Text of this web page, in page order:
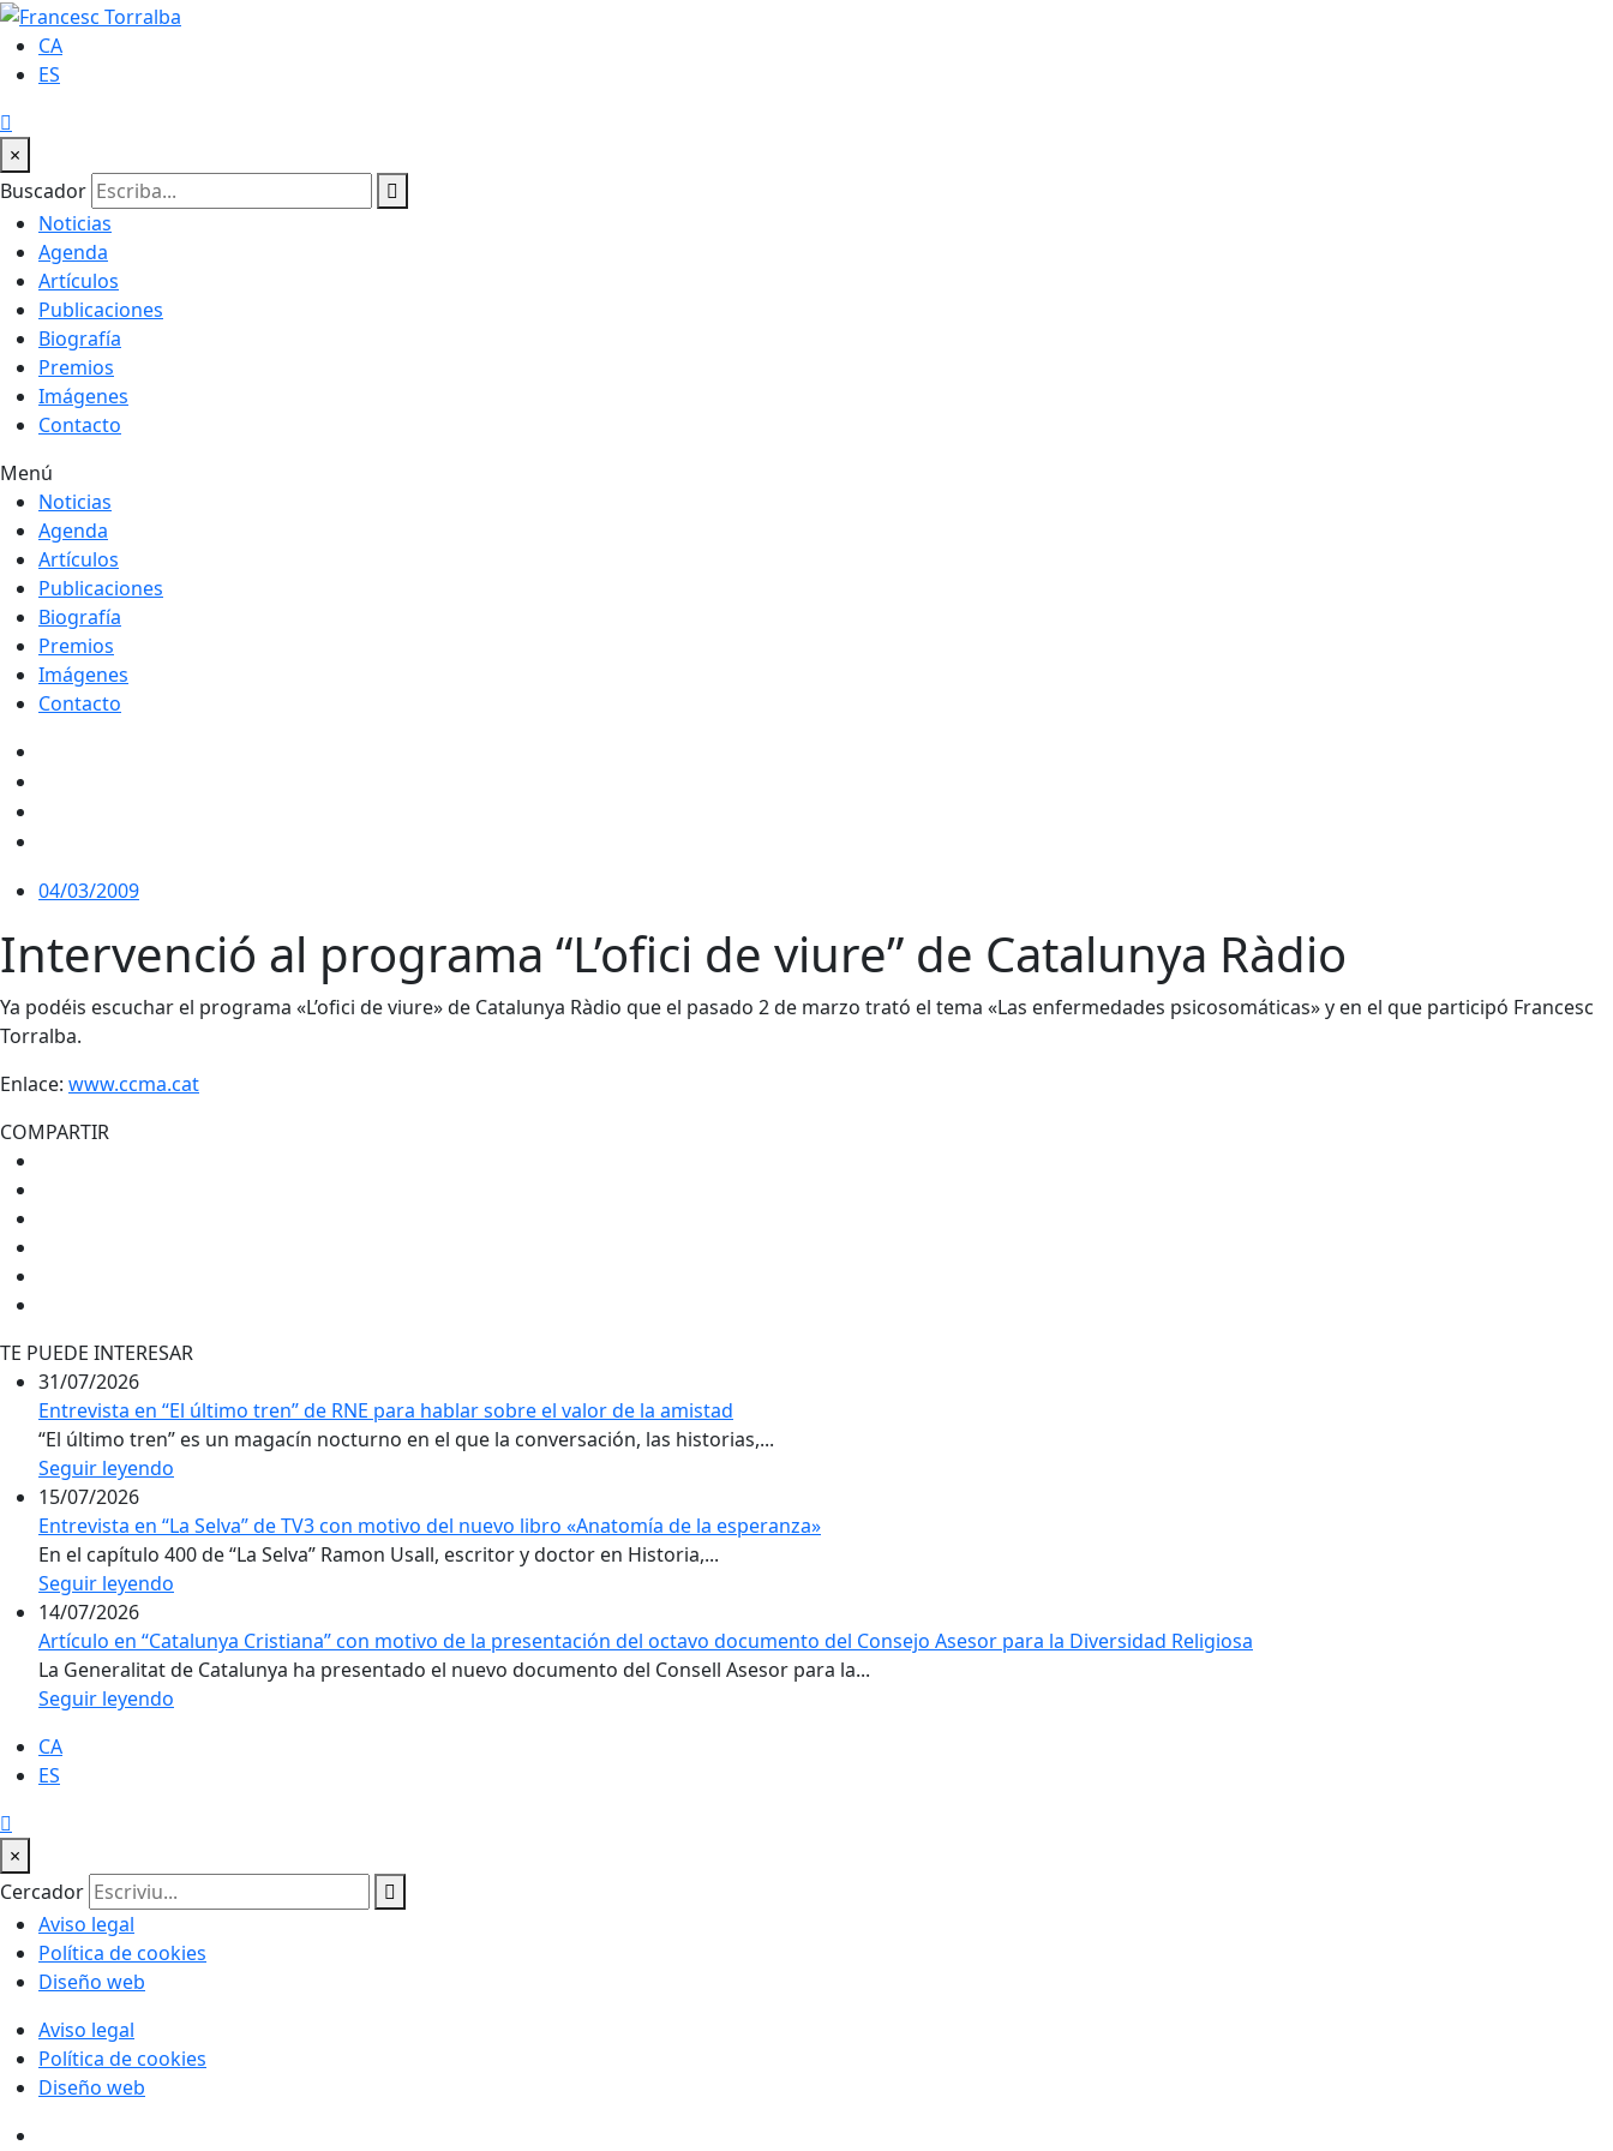
CA
ES
×
Buscador
Noticias
Agenda
Artículos
Publicaciones
Biografía
Premios
Imágenes
Contacto
Menú
Noticias
Agenda
Artículos
Publicaciones
Biografía
Premios
Imágenes
Contacto
04/03/2009
Intervenció al programa “L’ofici de viure” de Catalunya Ràdio
Ya podéis escuchar el programa «L’ofici de viure» de Catalunya Ràdio que el pasado 2 de marzo trató el tema «Las enfermedades psicosomáticas» y en el que participó Francesc
Torralba.
Enlace: www.ccma.cat
COMPARTIR
TE PUEDE INTERESAR
31/07/2026
Entrevista en “El último tren” de RNE para hablar sobre el valor de la amistad
“El último tren” es un magacín nocturno en el que la conversación, las historias,...
Seguir leyendo
15/07/2026
Entrevista en “La Selva” de TV3 con motivo del nuevo libro «Anatomía de la esperanza»
En el capítulo 400 de “La Selva” Ramon Usall, escritor y doctor en Historia,...
Seguir leyendo
14/07/2026
Artículo en “Catalunya Cristiana” con motivo de la presentación del octavo documento del Consejo Asesor para la Diversidad Religiosa
La Generalitat de Catalunya ha presentado el nuevo documento del Consell Asesor para la...
Seguir leyendo
CA
ES
×
Cercador
Aviso legal
Política de cookies
Diseño web
Aviso legal
Política de cookies
Diseño web